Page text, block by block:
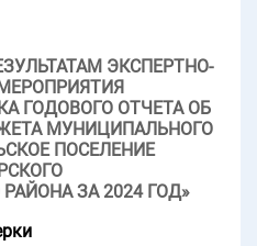
ЭКСПЕРТНО-
ГОДОВОГО ОТЧЕТА ОБ
МУНИЦИПАЛЬНОГО
ПОСЕЛЕНИЕ
ЗА 2024 ГОД»